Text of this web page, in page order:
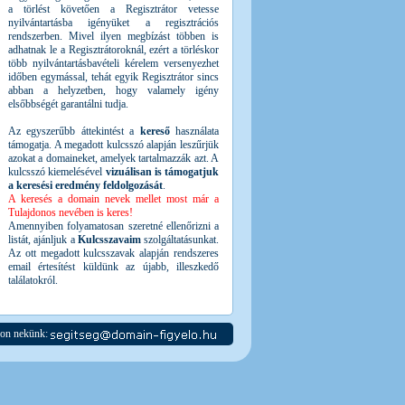
a törlést követően a Regisztrátor vetesse
nyilvántartásba igényüket a regisztrációs
rendszerben. Mivel ilyen megbízást többen is
adhatnak le a Regisztrátoroknál, ezért a törléskor
több nyilvántartásbavételi kérelem versenyezhet
időben egymással, tehát egyik Regisztrátor sincs
abban a helyzetben, hogy valamely igény
elsőbbségét garantálni tudja.
Az egyszerűbb áttekintést a keresőhasználata
támogatja. A megadott kulcsszó alapján leszűrjük
azokat a domaineket, amelyek tartalmazzák azt. A
kulcsszó kiemelésével vizuálisan is támogatjuk
a keresési eredmény feldolgozását.
A keresés a domain nevek mellet most már a
Tulajdonos nevében is keres!
Amennyiben folyamatosan szeretné ellenőrizni a
listát, ajánljuk a Kulcsszavaimszolgáltatásunkat.
Az ott megadott kulcsszavak alapján rendszeres
email értesítést küldünk az újabb, illeszkedő
találatokról.
nekünk: